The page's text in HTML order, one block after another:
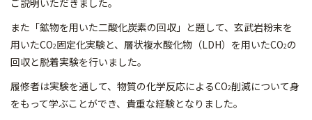
ご説明いただきました。
また「鉱物を用いた二酸化炭素の回収」と題して、玄武岩粉末を
用いたCO2固定化実験と、層状複水酸化物（LDH）を用いたCO2の
回収と脱着実験を行いました。
履修者は実験を通して、物質の化学反応によるCO2削減について身
をもって学ぶことができ、貴重な経験となりました。